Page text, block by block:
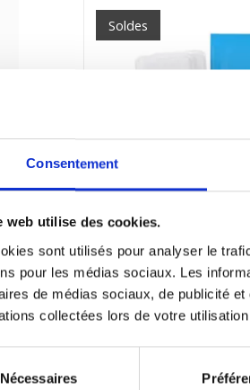
Consentement
web utilise des cookies.
sont utilisés pour analyser le
pour les médias sociaux. Les
de médias sociaux, de publicité
collectées lors de votre
Nécessaires
Soldes
VENT-AXIA SENTINEL
€12,95